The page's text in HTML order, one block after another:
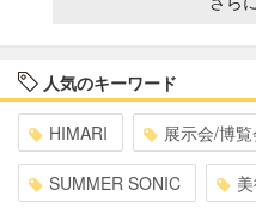
人気のキーワード
HIMARI 展示会/博
SUMMER SONIC